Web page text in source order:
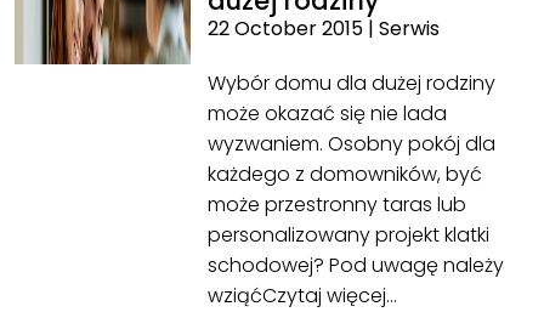
22 October 2015 |Serwis
Wybór domu dla dużej rodziny
może okazać się nie lada
wyzwaniem. Osobny pokój dla
każdego z domowników, być
może przestronny taras lub
personalizowany projekt klatki
schodowej? Pod uwagę należy
wziąćCzytaj więcej…